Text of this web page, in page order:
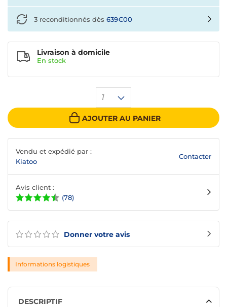
Donner votre avis
1
AJOUTER AU PANIER
Livraison à domicile
En stock
3 reconditionnés dès 639€00
Vendu et expédié par :
Kiatoo
Contacter
Avis client :
(78)
Informations logistiques
DESCRIPTIF